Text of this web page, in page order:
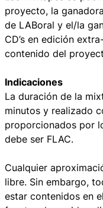
proyecto, la
de LABoral y el/la
CD’s en edición
contenido del
Indicaciones
La duración de la
minutos y realizado
proporcionados por
debe ser FLAC.
Cualquier
libre. Sin embargo,
estar contenidos en